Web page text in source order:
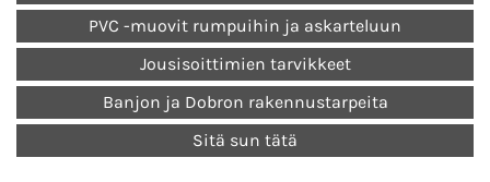
PVC -muovit rumpuihin ja askarteluun
Jousisoittimien tarvikkeet
Banjon ja Dobron rakennustarpeita
Sitä sun tätä